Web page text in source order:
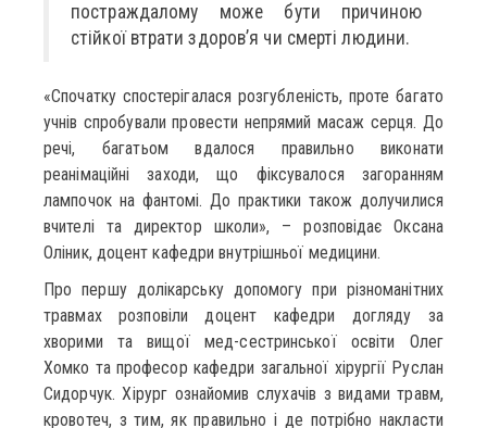
постраждалому може бути причиною
стійкої втрати здоров’я чи смерті людини.
«Спочатку спостерігалася розгубленість, проте багато
учнів спробували провести непрямий масаж серця. До
речі, багатьом вдалося правильно виконати
реанімаційні заходи, що фіксувалося загоранням
лампочок на фантомі. До практики також долучилися
вчителі та директор школи», – розповідає Оксана
Оліник, доцент кафедри внутрішньої медицини.
Про першу долікарську допомогу при різноманітних
травмах розповіли доцент кафедри догляду за
хворими та вищої мед-сестринської освіти Олег
Хомко та професор кафедри загальної хірургії Руслан
Сидорчук. Хірург ознайомив слухачів з видами травм,
кровотеч, з тим, як правильно і де потрібно накласти